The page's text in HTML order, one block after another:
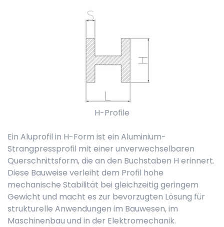
H-Profile
Ein Aluprofil in H-Form ist ein Aluminium-
Strangpressprofil mit einer unverwechselbaren
Querschnittsform, die an den Buchstaben H erinnert.
Diese Bauweise verleiht dem Profil hohe
mechanische Stabilität bei gleichzeitig geringem
Gewicht und macht es zur bevorzugten Lösung für
strukturelle Anwendungen im Bauwesen, im
Maschinenbau und in der Elektromechanik.